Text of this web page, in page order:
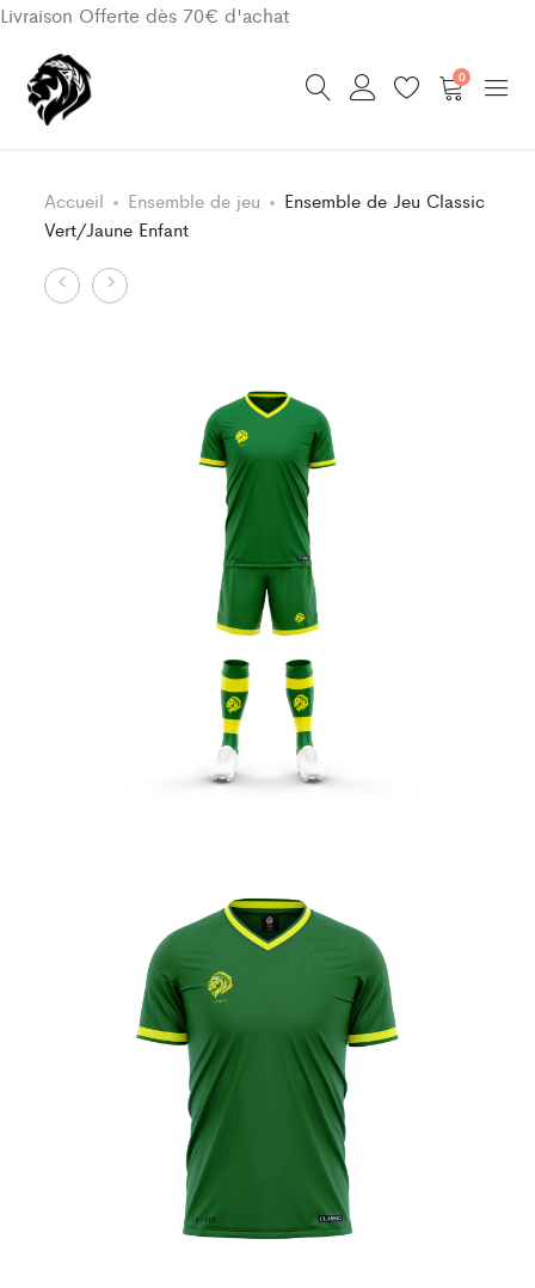
Livraison Offerte dès 70€ d'achat
0
Accueil Ensemble de jeu
Ensemble de Jeu Classic
Vert/Jaune Enfant
Product
Ensemble
Maillot